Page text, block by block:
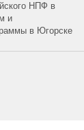
НПФ в
и
в Югорске